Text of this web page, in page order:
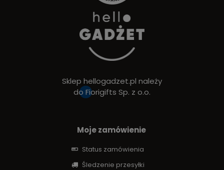
Sklep hellogadzet.pl należy
do Fiorigifts Sp. z o.o.
Moje zamówienie
Status zamówienia
Śledzenie przesyłki